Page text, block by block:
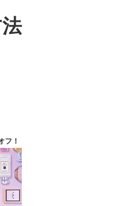
フ！